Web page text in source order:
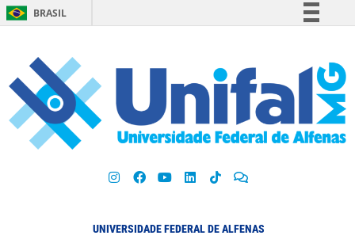
BRASIL
Participe
Acesso à informação
Legislação
UNIVERSIDADE FEDERAL DE ALFENAS